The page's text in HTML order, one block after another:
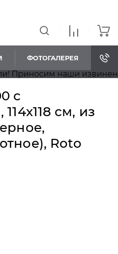
ФОТОГАЛЕРЕЯ
наши извинения,
с
см, из
Roto